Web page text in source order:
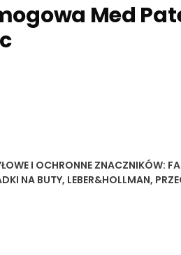
Med
I OCHRONNEZNACZNIKÓW:
NA BUTY, LEBER&HOLLMAN,